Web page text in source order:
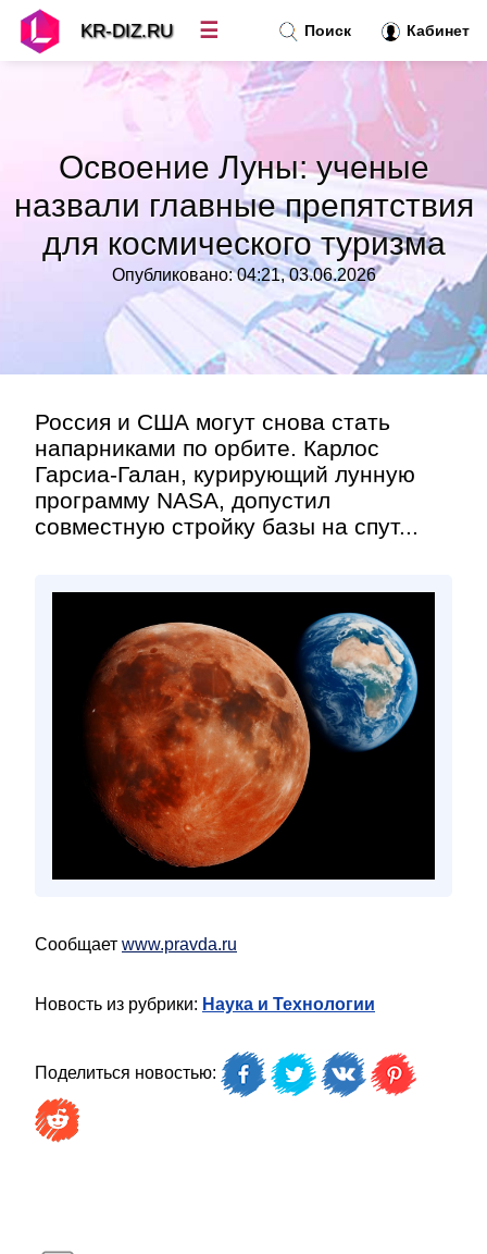
Освоение Луны: ученые
назвали главные препятствия
для космического туризма
Опубликовано: 04:21, 03.06.2026
Россия и США могут снова стать
напарниками по орбите. Карлос
Гарсиа-Галан, курирующий лунную
программу NASA, допустил
совместную стройку базы на спут...
Сообщает www.pravda.ru
Новость из рубрики: Наука и Технологии
Поделиться новостью:
Поиск Кабинет
KR-DIZ.RU ☰
Топ новостей»
Рубрики »
»
Контакт»